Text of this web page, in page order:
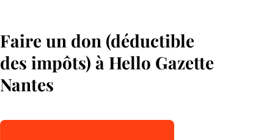
Faire un don (déductible
des impôts) à Hello Gazette
Nantes